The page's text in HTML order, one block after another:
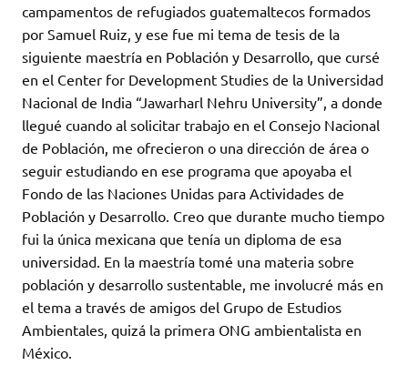
campamentos de refugiados guatemaltecos formados
por Samuel Ruiz, y ese fue mi tema de tesis de la
siguiente maestría en Población y Desarrollo, que cursé
en el Center for Development Studies de la Universidad
Nacional de India “Jawarharl Nehru University”, a donde
llegué cuando al solicitar trabajo en el Consejo Nacional
de Población, me ofrecieron o una dirección de área o
seguir estudiando en ese programa que apoyaba el
Fondo de las Naciones Unidas para Actividades de
Población y Desarrollo. Creo que durante mucho tiempo
fui la única mexicana que tenía un diploma de esa
universidad. En la maestría tomé una materia sobre
población y desarrollo sustentable, me involucré más en
el tema a través de amigos del Grupo de Estudios
Ambientales, quizá la primera ONG ambientalista en
México.